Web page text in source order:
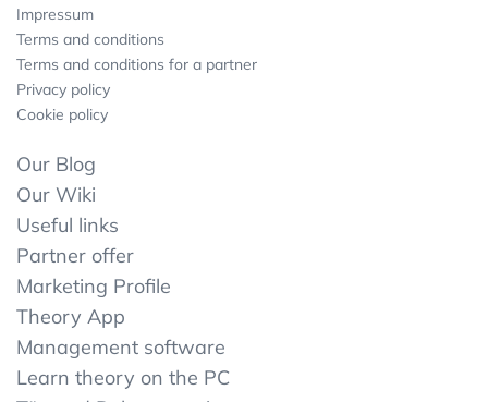
Impressum
Terms and conditions
Terms and conditions for a partner
Privacy policy
Cookie policy
Our Blog
Our Wiki
Useful links
Partner offer
Marketing Profile
Theory App
Management software
Learn theory on the PC